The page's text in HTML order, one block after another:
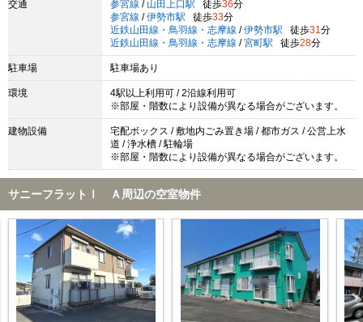
交通 参宮線 / 山田上口駅 徒歩36分
参宮線 / 伊勢市駅 徒歩33分
近鉄山田線・鳥羽線・志摩線 / 伊勢市駅 徒歩31 分
近鉄山田線・鳥羽線・志摩線 / 宮町駅 徒歩28分
駐車場 駐車場あり
環境
4駅以上利用可 / 2沿線利用可
※部屋・階数により設備が異なる場合がございます。
建物設備
宅配ボックス / 敷地内ごみ置き場 / 都市ガス / 公営上水
道 / 浄水槽 / 駐輪場
※部屋・階数により設備が異なる場合がございます。
サニーフラットⅠ Ａ周辺の空室物件